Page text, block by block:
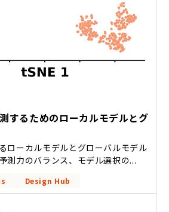
するためのローカルモデルとグ
ローカルモデルとグローバルモデル
測力のバランス、モデル選択の...
Design Hub